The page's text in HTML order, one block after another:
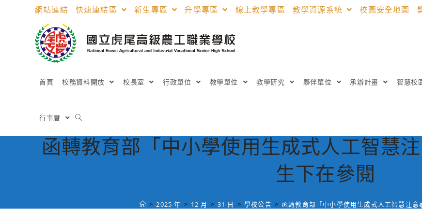
網站連結 快速連結區 新生專區 升學專區 線上教學專區 教學資源系統 校園安全地圖
首頁 校務資料開放 校長室 行政單位 教學單位 教學研究 夥伴單位 承辦計畫 智慧校
行事曆
函轉教育部「中小學使用生成式人工智慧
生下在參閱
> 2025 年 > 12 月 > 31 日 > 學校公告 > 函轉教育部「中小學使用生成式人工智慧注